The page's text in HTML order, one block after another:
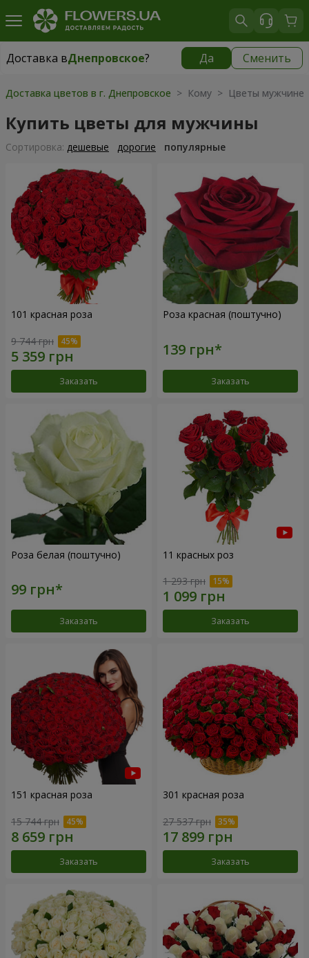
Доставка вДнепровское? Да Сменить
Доставка вДнепровское| бесплатно
Доставка цветов в г. Днепровское > Кому > Цветы мужчине
Купить цветы для мужчины
Cортировка: дешевые дорогие популярные
101 красная роза
9 744 грн
Заказать
Роза красная (поштучно)
Заказать
Роза белая (поштучно)
Заказать
11 красных роз
1 293 грн
Заказать
151 красная роза
15 744 грн
Заказать
301 красная роза
27 537 грн
Заказать